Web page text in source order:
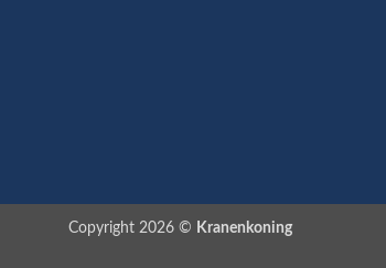
Copyright 2026 © Kranenkoning